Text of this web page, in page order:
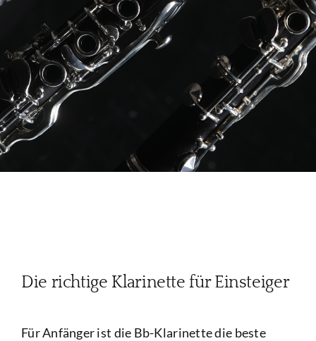
Die richtige Klarinette für Einsteiger
Für Anfänger ist die Bb-Klarinette die beste